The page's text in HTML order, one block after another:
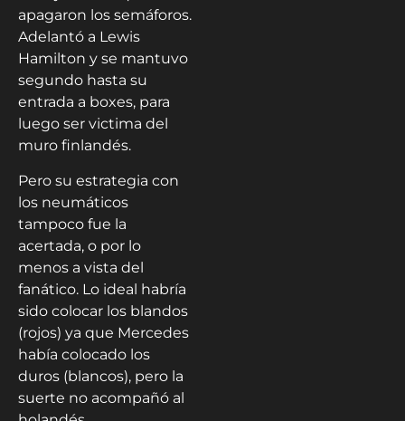
que se titularan.
Mercedes: Campeones
2020.
Sin alas
Max Verstappen hizo su
apagaron los semáforos.
Adelantó a Lewis
Hamilton y se mantuvo
segundo hasta su
entrada a boxes, para
luego ser victima del
muro finlandés.
Pero su estrategia con
los neumáticos
tampoco fue la
acertada, o por lo